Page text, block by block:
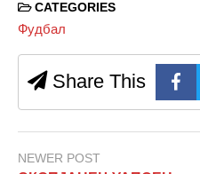
CATEGORIES
Фудбал
Share This
NEWER POST